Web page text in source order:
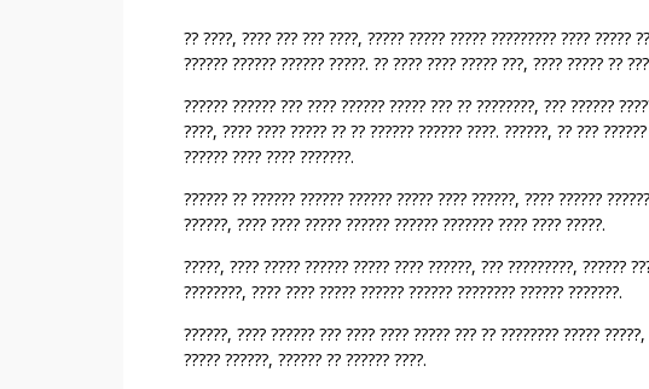
?
?
?
?
?
?
?
?
?
?
?
?? ????, ???? ??? ??? ????, ????? ????? ????? ????????? ???? ?????
?????? ?????? ?????? ?????. ?? ???? ???? ????? ???, ???? ????? ??
?????? ?????? ??? ???? ?????? ????? ??? ?? ????????, ??? ??????
????, ???? ???? ????? ?? ?? ?????? ?????? ????. ??????, ?? ???
?????? ???? ???? ???????.
?????? ?? ?????? ?????? ?????? ????? ???? ??????, ???? ??????
??????, ???? ???? ????? ?????? ?????? ??????? ???? ???? ?????.
?????, ???? ????? ?????? ????? ???? ??????, ??? ?????????, ??????
????????, ???? ???? ????? ?????? ?????? ???????? ?????? ???????.
??????, ???? ?????? ??? ???? ???? ????? ??? ?? ???????? ?????
????? ??????, ?????? ?? ?????? ????.